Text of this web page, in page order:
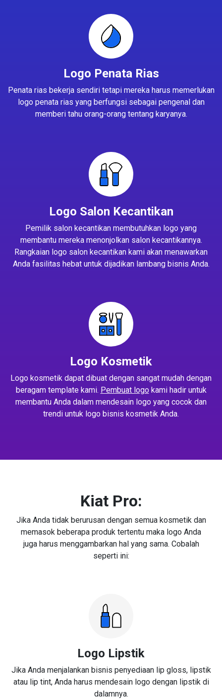
Logo Penata Rias
Penata rias bekerja sendiri tetapi mereka harus memerlukan
logo penata rias yang berfungsi sebagai pengenal dan
memberi tahu orang-orang tentang karyanya.
Logo Salon Kecantikan
Pemilik salon kecantikan membutuhkan logo yang
membantu mereka menonjolkan salon kecantikannya.
Rangkaian logo salon kecantikan kami akan menawarkan
Anda fasilitas hebat untuk dijadikan lambang bisnis Anda.
Logo Kosmetik
Logo kosmetik dapat dibuat dengan sangat mudah dengan
beragam template kami. Pembuat logokami hadir untuk
membantu Anda dalam mendesain logo yang cocok dan
trendi untuk logo bisnis kosmetik Anda.
Kiat Pro:
Jika Anda tidak berurusan dengan semua kosmetik dan
memasok beberapa produk tertentu maka logo Anda
juga harus menggambarkan hal yang sama. Cobalah
seperti ini:
Logo Lipstik
Jika Anda menjalankan bisnis penyediaan lip gloss, lipstik
atau lip tint, Anda harus mendesain logo dengan lipstik di
dalamnya.